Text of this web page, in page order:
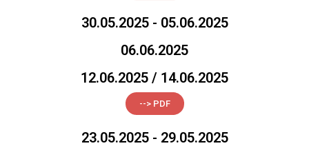
30.05.2025 - 05.06.2025
06.06.2025
12.06.2025 / 14.06.2025
--> PDF
23.05.2025 - 29.05.2025